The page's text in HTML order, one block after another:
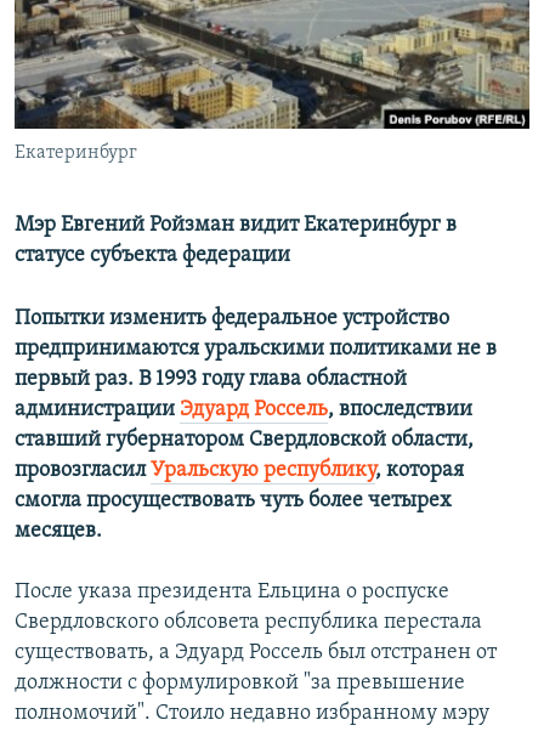
РАСПИСАНИЕ ВЕЩАНИЯ
ПОДПИШИТЕСЬ НА РАССЫЛКУ
СОЦИАЛЬНЫЕ СЕТИ
Екатеринбург
Мэр Евгений Ройзман видит Екатеринбург в
статусе субъекта федерации
Попытки изменить федеральное устройство
предпринимаются уральскими политиками не в
первый раз. В 1993 году глава областной
администрации Эдуард Россель, впоследствии
ставший губернатором Свердловской области,
провозгласил Уральскую республику, которая
смогла просуществовать чуть более четырех
месяцев.
После указа президента Ельцина о роспуске
Свердловского облсовета республика перестала
существовать, а Эдуард Россель был отстранен от
должности с формулировкой "за превышение
полномочий". Стоило недавно избранному мэру